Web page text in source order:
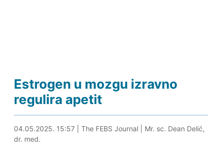
Estrogen u mozgu izravno
regulira apetit
04.05.2025. 16:08
04.05.2025. 15:57| The FEBS Journal| Mr. sc. Dean Delić,
dr. med.